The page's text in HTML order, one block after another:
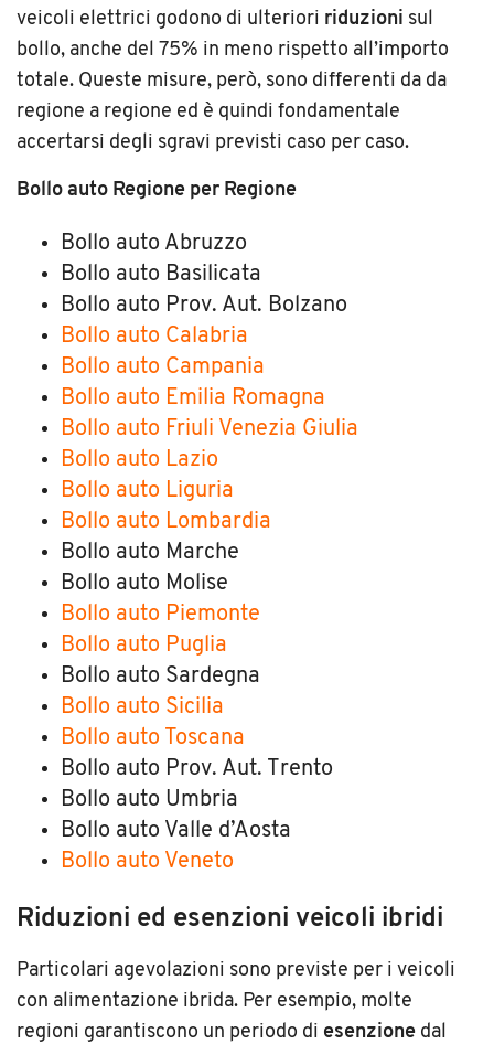
veicoli elettrici godono di ulteriori riduzioni sul
bollo, anche del 75% in meno rispetto all’importo
totale. Queste misure, però, sono differenti da da
regione a regione ed è quindi fondamentale
accertarsi degli sgravi previsti caso per caso.
Bollo auto Regione per Regione
Bollo auto Abruzzo
Bollo auto Basilicata
Bollo auto Prov. Aut. Bolzano
Bollo auto Calabria
Bollo auto Campania
Bollo auto Emilia Romagna
Bollo auto Friuli Venezia Giulia
Bollo auto Lazio
Bollo auto Liguria
Bollo auto Lombardia
Bollo auto Marche
Bollo auto Molise
Bollo auto Piemonte
Bollo auto Puglia
Bollo auto Sardegna
Bollo auto Sicilia
Bollo auto Toscana
Bollo auto Prov. Aut. Trento
Bollo auto Umbria
Bollo auto Valle d’Aosta
Bollo auto Veneto
Riduzioni ed esenzioni veicoli ibridi
Particolari agevolazioni sono previste per i veicoli
con alimentazione ibrida. Per esempio, molte
regioni garantiscono un periodo di esenzione dal